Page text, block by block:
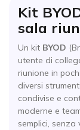
Kit
sala
Un kit BYOD
utente di
riunione in
diversi
condivise e
moderne e
semplici, senza